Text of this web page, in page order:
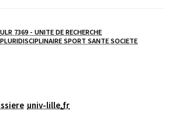
ULR 7369 - UNITE DE RECHERCHE
PLURIDISCIPLINAIRE SPORT SANTE SOCIETE
univ-lille.fr